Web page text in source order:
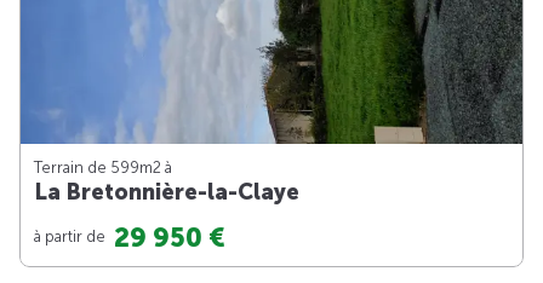
Terrain de 599m2 à
La Bretonnière-la-Claye
à partir de 29 950 €